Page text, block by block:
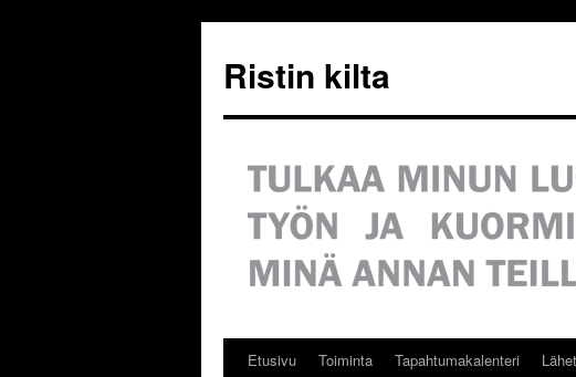
Ristin kilta
Etusivu Toiminta Tapahtumakalenteri